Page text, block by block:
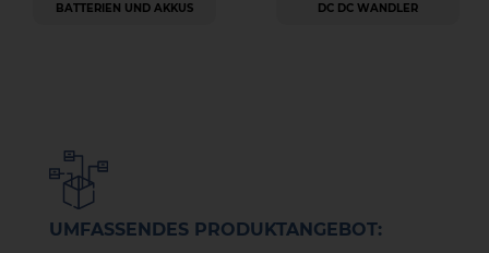
BATTERIEN UND AKKUS DC DC WANDLER
UMFASSENDES PRODUKTANGEBOT: